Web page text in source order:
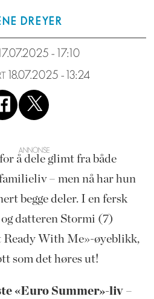
DREYER
17.07.2025 - 17:10
18.07.2025 - 13:24
å dele glimt fra både
– men nå har hun
begge deler. I en fersk
datteren Stormi (7)
Ready With Me»-øyeblikk,
som det høres ut!
«Euro Summer»-liv –